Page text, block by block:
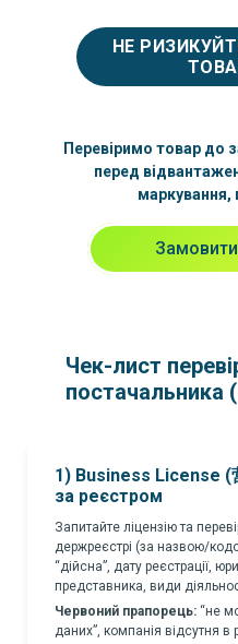
НЕ
Перевіримо товар до
перед
маркування,
Замовити
Чек-лист
постачальника
1) Business License (
за реєстром
Запитайте ліцензію та
держреєстрі (за назвою/
“дійсна”, дату реєстрації,
представника, види
Червоний прапорець: “не
даних”, компанія відсутня в